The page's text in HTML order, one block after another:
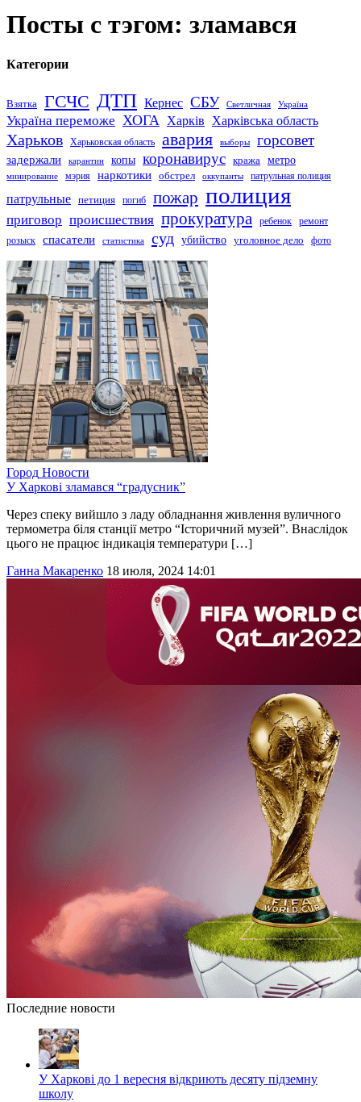
Посты с тэгом: зламався
Категории
Взятка ГСЧС ДТП Кернес СБУ Светличная Україна
Україна переможе ХОГА Харків Харківська область
Харьков Харьковская область авария выборы горсовет
задержали карантин копы коронавирус кража метро
минирование мэрия наркотики обстрел оккупанты патрульная полиция
патрульные петиция погиб пожар полиция
приговор происшествия прокуратура ребенок
ремонт
розыск
спасатели статистика суд убийство уголовное дело фото
Город Новости
У Харкові зламався “градусник”
Через спеку вийшло з ладу обладнання живлення вуличного
термометра біля станції метро “Історичний музей”. Внаслідок
цього не працює індикація температури […]
Ганна Макаренко 18 июля, 2024 14:01
Последние новости
У Харкові до 1 вересня відкриють десяту підземну
школу